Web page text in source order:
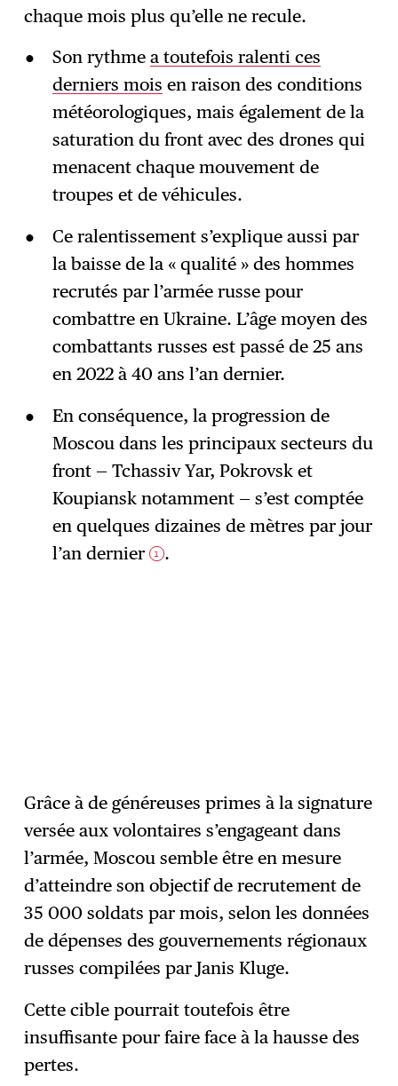
chaque mois plus qu’elle ne recule.
Son rythme a toutefois ralenti ces
derniers mois en raison des conditions
météorologiques, mais également de la
saturation du front avec des drones qui
menacent chaque mouvement de
troupes et de véhicules.
Ce ralentissement s’explique aussi par
la baisse de la « qualité » des hommes
recrutés par l’armée russe pour
combattre en Ukraine. L’âge moyen des
combattants russes est passé de 25 ans
en 2022 à 40 ans l’an dernier.
En conséquence, la progression de
Moscou dans les principaux secteurs du
front — Tchassiv Yar, Pokrovsk et
Koupiansk notamment — s’est comptée
en quelques dizaines de mètres par jour
l’an dernier
1 .
Grâce à de généreuses primes à la signature
versée aux volontaires s’engageant dans
l’armée, Moscou semble être en mesure
d’atteindre son objectif de recrutement de
35 000 soldats par mois, selon les données
de dépenses des gouvernements régionaux
russes compilées par Janis Kluge.
Cette cible pourrait toutefois être
insuffisante pour faire face à la hausse des
pertes.